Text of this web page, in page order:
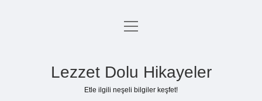
Anasayfa
menüyü
Lezzet Dolu Hikayeler
Etle ilgili neşeli bilgiler keşfet!